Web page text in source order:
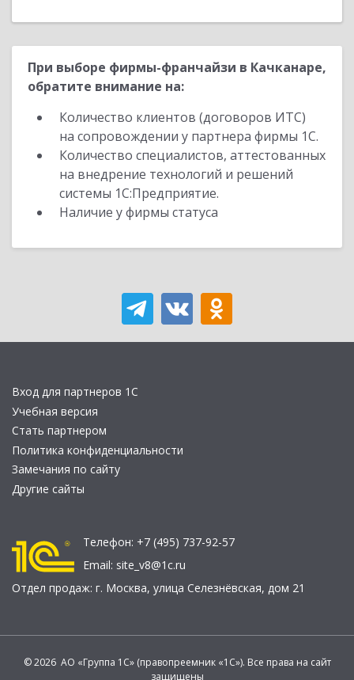
При выборе фирмы-франчайзи в Качканаре,
обратите внимание на:
Количество клиентов (договоров ИТС)
на сопровождении у партнера фирмы 1С.
Количество специалистов, аттестованных
на внедрение технологий и решений
системы 1С:Предприятие.
Наличие у фирмы статуса
Вход для партнеров 1С
Учебная версия
Стать партнером
Политика конфиденциальности
Замечания по сайту
Другие сайты
Телефон: +7 (495) 737-92-57
Email: site_v8@1c.ru
Отдел продаж: г. Москва, улица Селезнёвская, дом 21
© 2026 АО «Группа 1С» (правопреемник «1С»). Все права на сайт
защищены